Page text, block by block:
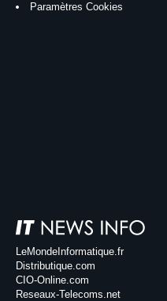
Paramètres Cookies
LeMondeInformatique.fr
Distributique.com
CIO-Online.com
Reseaux-Telecoms.net